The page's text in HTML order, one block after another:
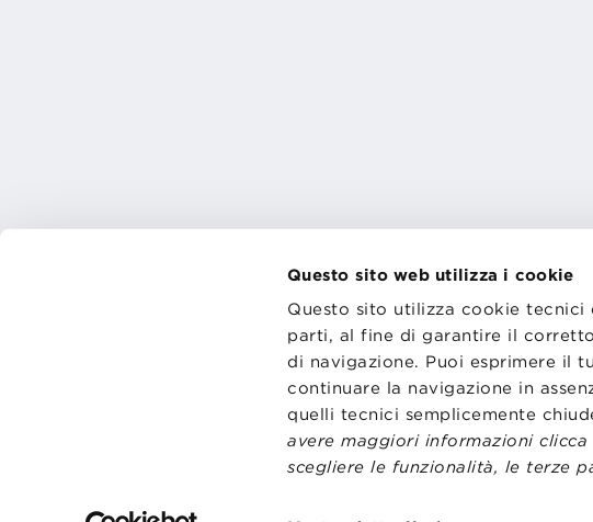
Questo sito web utilizza i cookie
Questo sito utilizza cookie
parti, al fine di garantire il
di navigazione. Puoi esprimere il
continuare la navigazione in
quelli tecnici semplicemente
avere maggiori informazioni clicca
scegliere le funzionalità, le terze
CONTATTI
TRASPARENZA
PRIVACY
PREFERENZE COOKIE